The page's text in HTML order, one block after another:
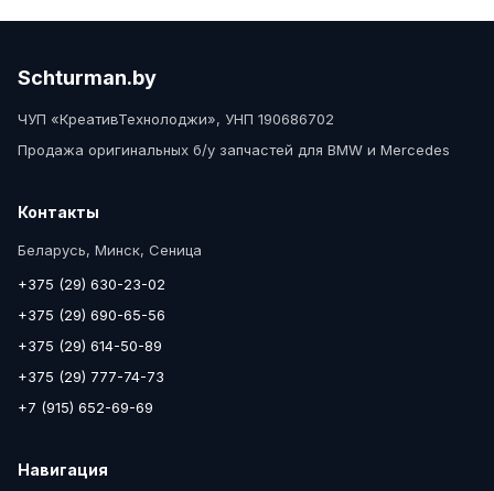
Schturman.by
ЧУП «КреативТехнолоджи», УНП 190686702
Продажа оригинальных б/у запчастей для BMW и Mercedes
Контакты
Беларусь, Минск, Сеница
+375 (29) 630-23-02
+375 (29) 690-65-56
+375 (29) 614-50-89
+375 (29) 777-74-73
+7 (915) 652-69-69
Навигация